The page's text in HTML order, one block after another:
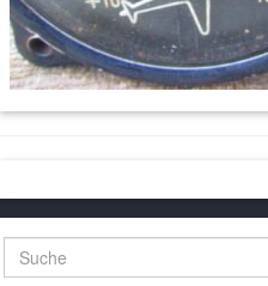
Suche